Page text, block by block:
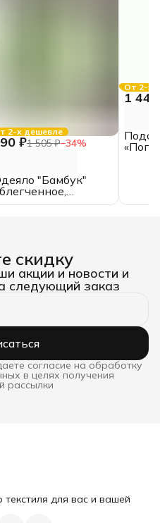
2-х дешевле
₽1 505 ₽−34%
"Бамбук"
1.5
От 2-х
1
скидку
акции и новости и
следующий заказ
согласие на обработку
в целях получения
рассылки
для вас и вашей